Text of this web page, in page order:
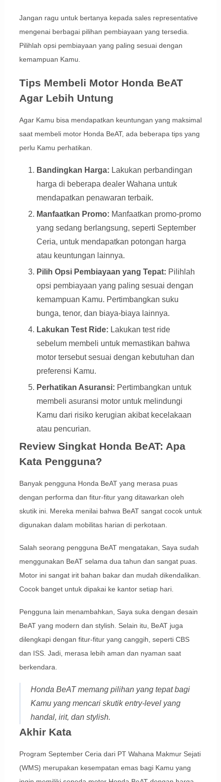
Jangan ragu untuk bertanya kepada sales representative
mengenai berbagai pilihan pembiayaan yang tersedia.
Pilihlah opsi pembiayaan yang paling sesuai dengan
kemampuan Kamu.
Tips Membeli Motor Honda BeAT
Agar Lebih Untung
Agar Kamu bisa mendapatkan keuntungan yang maksimal
saat membeli motor Honda BeAT, ada beberapa tips yang
perlu Kamu perhatikan.
Bandingkan Harga: Lakukan perbandingan
harga di beberapa dealer Wahana untuk
mendapatkan penawaran terbaik.
Manfaatkan Promo: Manfaatkan promo-promo
yang sedang berlangsung, seperti September
Ceria, untuk mendapatkan potongan harga
atau keuntungan lainnya.
Pilih Opsi Pembiayaan yang Tepat: Pilihlah
opsi pembiayaan yang paling sesuai dengan
kemampuan Kamu. Pertimbangkan suku
bunga, tenor, dan biaya-biaya lainnya.
Lakukan Test Ride: Lakukan test ride
sebelum membeli untuk memastikan bahwa
motor tersebut sesuai dengan kebutuhan dan
preferensi Kamu.
Perhatikan Asuransi: Pertimbangkan untuk
membeli asuransi motor untuk melindungi
Kamu dari risiko kerugian akibat kecelakaan
atau pencurian.
Review Singkat Honda BeAT: Apa
Kata Pengguna?
Banyak pengguna Honda BeAT yang merasa puas
dengan performa dan fitur-fitur yang ditawarkan oleh
skutik ini. Mereka menilai bahwa BeAT sangat cocok untuk
digunakan dalam mobilitas harian di perkotaan.
Salah seorang pengguna BeAT mengatakan, Saya sudah
menggunakan BeAT selama dua tahun dan sangat puas.
Motor ini sangat irit bahan bakar dan mudah dikendalikan.
Cocok banget untuk dipakai ke kantor setiap hari.
Pengguna lain menambahkan, Saya suka dengan desain
BeAT yang modern dan stylish. Selain itu, BeAT juga
dilengkapi dengan fitur-fitur yang canggih, seperti CBS
dan ISS. Jadi, merasa lebih aman dan nyaman saat
berkendara.
Honda BeAT memang pilihan yang tepat bagi
Kamu yang mencari skutik entry-level yang
handal, irit, dan stylish.
Akhir Kata
Program September Ceria dari PT Wahana Makmur Sejati
(WMS) merupakan kesempatan emas bagi Kamu yang